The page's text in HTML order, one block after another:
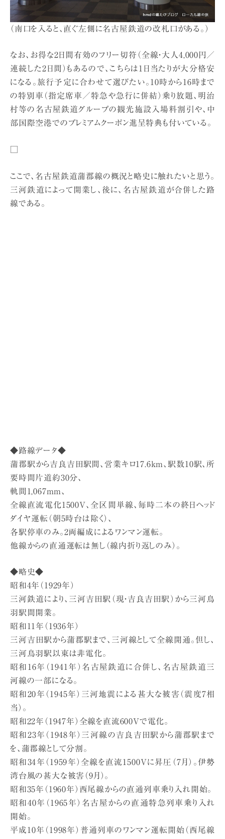
（南口を入ると、直ぐ左側に名古屋鉄道の改札口がある。）
なお、お得な2日間有効のフリー切符（全線・大人4,000円／
連続した2日間）もあるので、こちらは1日当たりが大分格安
になる。旅行予定に合わせて選びたい。10時から16時まで
の特別車（指定席車／特急や急行に併結）乗り放題、明治
村等の名古屋鉄道グループの観光施設入場料割引や、中
部国際空港でのプレミアムクーポン進呈特典も付いている。
ここで、名古屋鉄道蒲郡線の概況と略史に触れたいと思う。
三河鉄道によって開業し、後に、名古屋鉄道が合併した路
線である。
◆路線データ◆
蒲郡駅から吉良吉田駅間、営業キロ17.6km、駅数10駅、所
要時間片道約30分、
軌間1,067mm、
全線直流電化1500V、全区間単線、毎時二本の終日ヘッド
ダイヤ運転（朝5時台は除く）、
各駅停車のみ。2両編成によるワンマン運転。
他線からの直通運転は無し（線内折り返しのみ）。
◆略史◆
昭和4年（1929年）
三河鉄道により、三河吉田駅（現・吉良吉田駅）から三河鳥
羽駅間開業。
昭和11年（1936年）
三河吉田駅から蒲郡駅まで、三河線として全線開通。但し、
三河鳥羽駅以東は非電化。
昭和16年（1941年）名古屋鉄道に合併し、名古屋鉄道三
河線の一部になる。
昭和20年（1945年）三河地震による甚大な被害（震度7相
当）。
昭和22年（1947年）全線を直流600Vで電化。
昭和23年（1948年）三河線の吉良吉田駅から蒲郡駅まで
を、蒲郡線として分割。
昭和34年（1959年）全線を直流1500Vに昇圧（7月）。伊勢
湾台風の甚大な被害（9月）。
昭和35年（1960年）西尾線からの直通列車乗り入れ開始。
昭和40年（1965年）名古屋からの直通特急列車乗り入れ
開始。
平成10年（1998年）普通列車のワンマン運転開始（西尾線